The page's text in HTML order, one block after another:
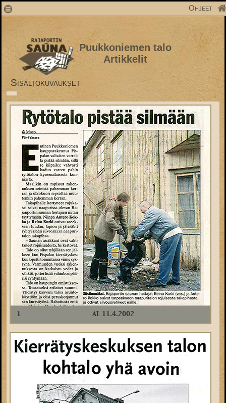
1 Ohjeet
Puukkoniemen talo
Artikkelit
Sisältökuvaukset
1 AL 11.4.2002